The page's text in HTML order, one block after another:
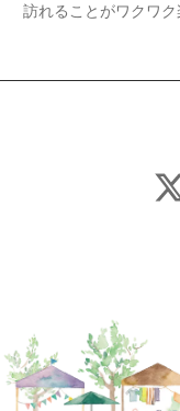
訪れることがワクワ